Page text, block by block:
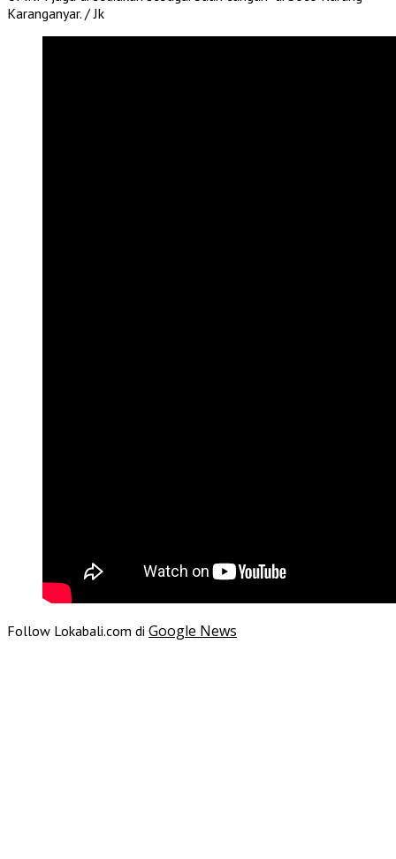
Karanganyar. / Jk
Follow Lokabali.com di Google News